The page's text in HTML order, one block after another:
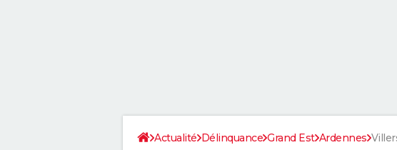
Actualité Délinquance Grand Est Ardennes